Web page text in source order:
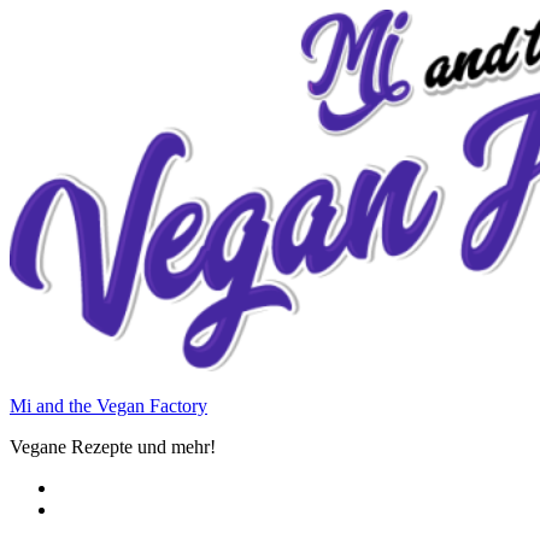
Mi and the Vegan Factory
Vegane Rezepte und mehr!